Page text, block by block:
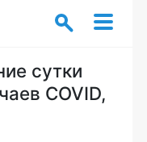
сутки
COVID,